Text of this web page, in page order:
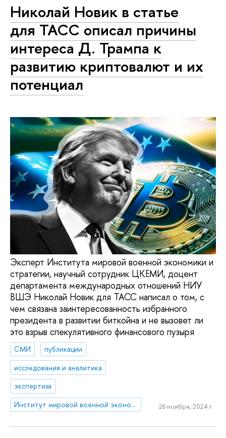
Николай Новик в статье
для ТАСС описал причины
интереса Д. Трампа к
развитию криптовалют и их
потенциал
Эксперт Института мировой военной экономики и
стратегии, научный сотрудник ЦКЕМИ, доцент
департамента международных отношений НИУ
ВШЭ Николай Новик для ТАСС написал о том, с
чем связана заинтересованность избранного
президента в развитии биткойна и не вызовет ли
это взрыв спекулятивного финансового пузыря
СМИ
публикации
исследования и аналитика
экспертиза
Институт мировой военной экономики и стратегии
26 ноября, 2024 г.